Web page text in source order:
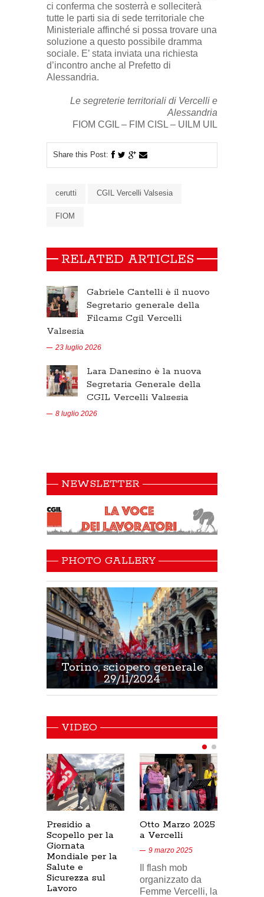
ci conferma che sosterrà e solleciterà
tutte le parti sia di sede territoriale che
Ministeriale affinché si possa trovare una
soluzione a questo possibile dramma
sociale. E’ stata inviata una richiesta
d’incontro anche al Prefetto di
Alessandria.
Le segreterie territoriali di Vercelli e
Alessandria
FIOM CGIL – FIM CISL – UILM UIL
Share this Post:
cerutti CGIL Vercelli Valsesia
FIOM
RELATED ARTICLES
Gabriele Cantelli è il nuovo
Segretario generale della
Filcams Cgil Vercelli
Valsesia
23 luglio 2026
Lara Danesino è la nuova
Segretaria Generale della
CGIL Vercelli Valsesia
8 luglio 2026
NEWSLETTER
PHOTO GALLERY
Torino, sciopero generale
29/11/2024
VIDEO
Presidio a
Scopello per la
Giornata
Mondiale per la
Salute e
Sicurezza sul
Lavoro
Otto Marzo 2025
a Vercelli
9 marzo 2025
Il flash mob
organizzato da
Femme Vercelli, la